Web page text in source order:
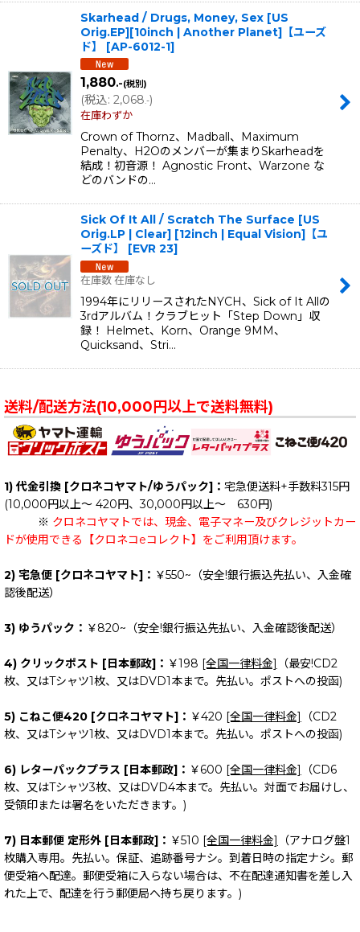
Skarhead / Drugs, Money, Sex [US
Orig.EP][10inch | Another Planet]【ユーズ
ド】
[AP-6012-1]
1,880.-(税別)
(税込: 2,068.-)
在庫わずか
Crown of Thornz、Madball、Maximum
Penalty、H2Oのメンバーが集まりSkarheadを
結成！初音源！ Agnostic Front、Warzone な
どのバンドの…
Sick Of It All / Scratch The Surface [US
Orig.LP | Clear] [12inch | Equal Vision]【ユ
ーズド】
[EVR 23]
在庫数 在庫なし
1994年にリリースされたNYCH、Sick of It Allの
3rdアルバム！クラブヒット「Step Down」収
録！ Helmet、Korn、Orange 9MM、
Quicksand、Stri…
送料/配送方法(10,000円以上で送料無料)
1) 代金引換 [クロネコヤマト/ゆうパック]： 宅急便送料+手数料315円
(10,000円以上～ 420円、30,000円以上～ 630円)
※ クロネコヤマトでは、現金、電子マネー及びクレジットカー
ドが使用できる【クロネコeコレクト】をご利用頂けます。
2) 宅急便 [クロネコヤマト]： ￥550~（安全!銀行振込先払い、入金確
認後配送）
3) ゆうパック： ￥820~（安全!銀行振込先払い、入金確認後配送）
4) クリックポスト [日本郵政]： ￥198 [全国一律料金]
（最安!CD2
枚、又はTシャツ1枚、又はDVD1本まで。先払い。ポストへの投函)
5) こねこ便420 [クロネコヤマト]： ￥420 [全国一律料金]
（CD2
枚、又はTシャツ1枚、又はDVD1本まで。先払い。ポストへの投函)
6) レターパックプラス [日本郵政]： ￥600 [全国一律料金]
（CD6
枚、又はTシャツ3枚、又はDVD4本まで。先払い。対面でお届けし、
受領印または署名をいただきます。)
7) 日本郵便 定形外 [日本郵政]： ￥510 [全国一律料金]
（アナログ盤1
枚購入専用。先払い。保証、追跡番号ナシ。到着日時の指定ナシ。郵
便受箱へ配達。郵便受箱に入らない場合は、不在配達通知書を差し入
れた上で、配達を行う郵便局へ持ち戻ります。)